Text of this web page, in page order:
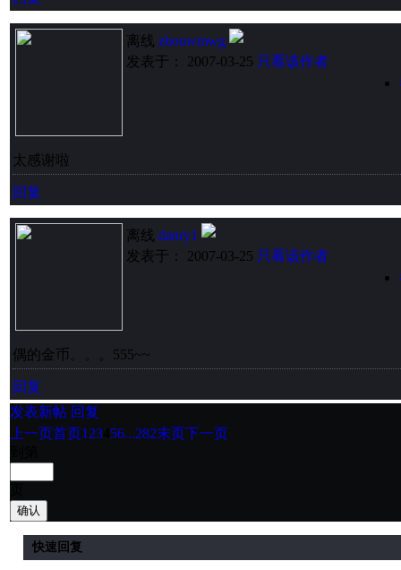
离线 zhouwmwg
发表于： 2007-03-25 只看该作者
太感谢啦
回复
离线 danry1
发表于： 2007-03-25 只看该作者
偶的金币。。。555~~
回复
发表新帖 回复
上一页首页1 23 56...282末页下一页
确认
快速回复